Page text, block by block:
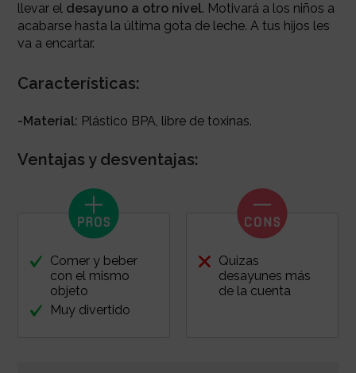
llevar el desayuno a otro nivel. Motivará a los niños a
acabarse hasta la última gota de leche. A tus hijos les
va a encartar.
Características:
-Material: Plástico BPA, libre de toxinas.
Ventajas y desventajas:
Comer y beber
con el mismo
objeto
Muy divertido
Quizas
desayunes más
de la cuenta